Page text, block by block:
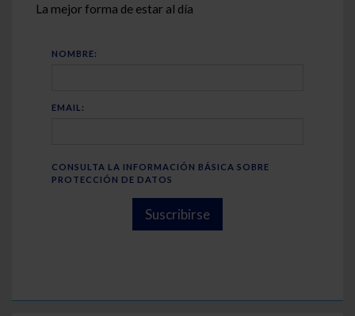
La mejor forma de estar al día
NOMBRE:
EMAIL:
CONSULTA LA INFORMACIÓN BÁSICA SOBRE
PROTECCIÓN DE DATOS
Suscribirse